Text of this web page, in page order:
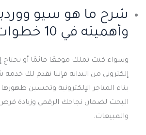
شرح ما هو سيو
وأهميته في 10 خطوات
وسواء كنت تملك موقعًا قائمًا أو تحتاج
إلكتروني من البداية فإننا نقدم لك
بناء المتاجر الإلكترونية وتحسين
البحث لضمان نجاحك الرقمي وزيادة فرص
والمبيعات.